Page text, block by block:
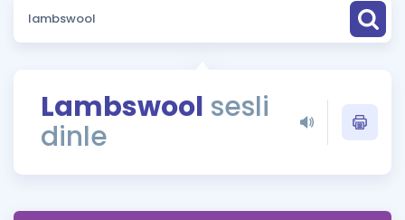
ÖSYM Sınav Takvimi
Kampanyalar
Lambswool sesli
dinle